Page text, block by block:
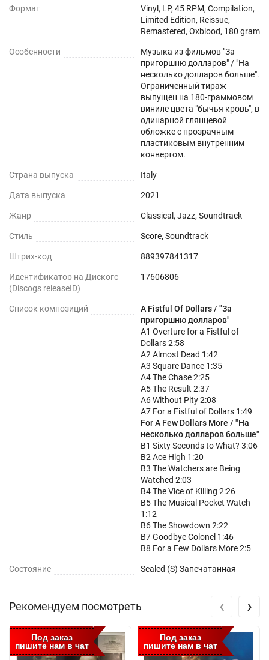
Формат
Vinyl, LP, 45 RPM, Compilation,
Limited Edition, Reissue,
Remastered, Oxblood, 180 gram
Особенности
Музыка из фильмов "За
пригоршню долларов" / "На
несколько долларов больше".
Ограниченный тираж
выпущен на 180-граммовом
виниле цвета "бычья кровь", в
одинарной глянцевой
обложке с прозрачным
пластиковым внутренним
конвертом.
Страна выпуска Italy
Дата выпуска 2021
Жанр Classical, Jazz, Soundtrack
Стиль Score, Soundtrack
Штрих-код 889397841317
Идентификатор на Дискогс
(Discogs releaseID)
17606806
Список композиций
A Fistful Of Dollars / "За
пригоршню долларов"
A1 Overture for a Fistful of
Dollars 2:58
A2 Almost Dead 1:42
A3 Square Dance 1:35
A4 The Chase 2:25
A5 The Result 2:37
A6 Without Pity 2:08
A7 For a Fistful of Dollars 1:49
For A Few Dollars More / "На
несколько долларов больше"
B1 Sixty Seconds to What? 3:06
B2 Ace High 1:20
B3 The Watchers are Being
Watched 2:03
B4 The Vice of Killing 2:26
B5 The Musical Pocket Watch
1:12
B6 The Showdown 2:22
B7 Goodbye Colonel 1:46
B8 For a Few Dollars More 2:5
Состояние Sealed (S) Запечатанная
Рекомендуем посмотреть
Под заказ
пишите нам в чат
Под заказ
пишите нам в чат
‹ ›